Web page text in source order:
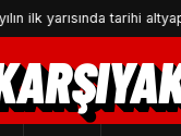
yarısında tarihi altyapı